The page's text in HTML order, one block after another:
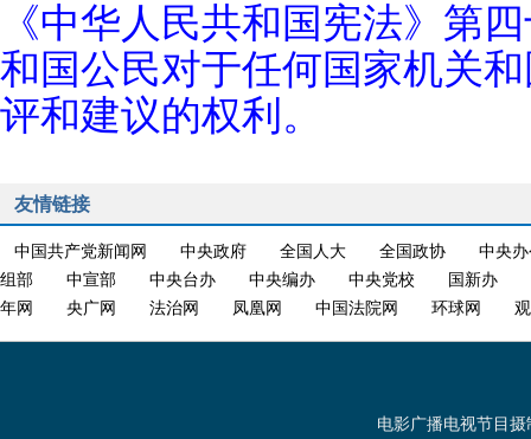
《中华人民共和国宪法》第
和国公民对于任何国家机关
评和建议的权利。
友情链接
中国共产党新闻网 中央政府 全国人大 全国政协
中央
组部
中宣部 中央台办 中央编办 中央党校
国新办
年网
央广网 法治网 凤凰网 中国法院网 环球网
电影广播电视节目摄